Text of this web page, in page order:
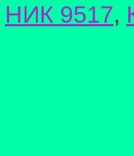
НИК 9517,